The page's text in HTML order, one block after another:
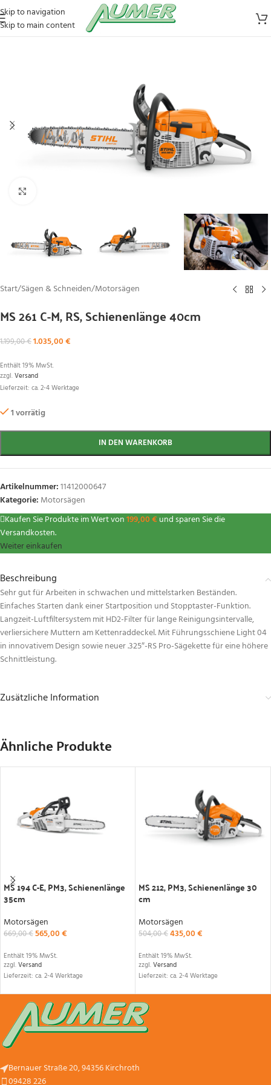
Skip to navigation
Skip to main content
Start/Sägen & Schneiden/Motorsägen
MS 261 C-M, RS, Schienenlänge 40cm
1.199,00€1.035,00€
Enthält 19% MwSt.
zzgl.Versand
Lieferzeit: ca. 2-4 Werktage
1 vorrätig
IN DEN WARENKORB
Artikelnummer:11412000647
Kategorie: Motorsägen
Kaufen Sie Produkte im Wert von199,00€ und sparen Sie die
Versandkosten.
Weiter einkaufen
Beschreibung
Sehr gut für Arbeiten in schwachen und mittelstarken Beständen.
Einfaches Starten dank einer Startposition und Stopptaster-Funktion.
Langzeit-Luftfiltersystem mit HD2-Filter für lange Reinigungsintervalle,
verliersichere Muttern am Kettenraddeckel. Mit Führungsschiene Light 04
in innovativem Design sowie neuer .325″-RS Pro-Sägekette für eine höhere
Schnittleistung.
Zusätzliche Information
Ähnliche Produkte
MS 194 C-E, PM3, Schienenlänge
35cm
Motorsägen
669,00€565,00€
Enthält 19% MwSt.
zzgl.Versand
Lieferzeit: ca. 2-4 Werktage
MS 212, PM3, Schienenlänge 30
cm
Motorsägen
504,00€435,00€
Enthält 19% MwSt.
zzgl.Versand
Lieferzeit: ca. 2-4 Werktage
Bernauer Straße 20, 94356 Kirchroth
09428 226